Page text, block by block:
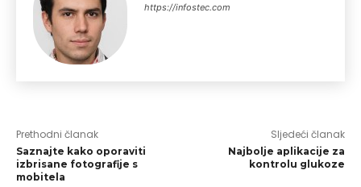
https://infostec.com
Prethodni članak
Saznajte kako oporaviti
izbrisane fotografije s
mobitela
Sljedeći članak
Najbolje aplikacije za
kontrolu glukoze